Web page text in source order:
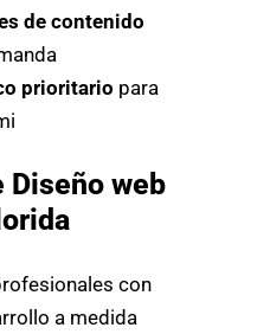
de contenido
prioritario para
Diseño web
con
a medida